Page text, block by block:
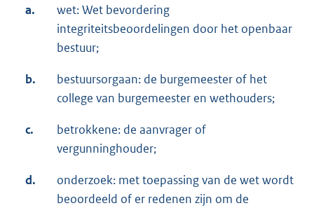
a.
wet: Wet bevordering
integriteitsbeoordelingen door het openbaar
bestuur;
b.
bestuursorgaan: de burgemeester of het
college van burgemeester en wethouders;
c.
betrokkene: de aanvrager of
vergunninghouder;
d.
onderzoek: met toepassing van de wet wordt
beoordeeld of er redenen zijn om de